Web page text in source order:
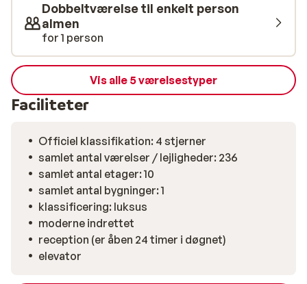
Dobbeltværelse til enkelt person
almen
for 1 person
Vis alle 5 værelsestyper
Faciliteter
Officiel klassifikation: 4 stjerner
samlet antal værelser / lejligheder: 236
samlet antal etager: 10
samlet antal bygninger: 1
klassificering: luksus
moderne indrettet
reception (er åben 24 timer i døgnet)
elevator